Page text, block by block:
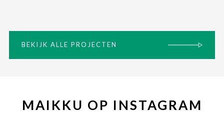
BEKIJK ALLE PROJECTEN
MAIKKU OP INSTAGRAM